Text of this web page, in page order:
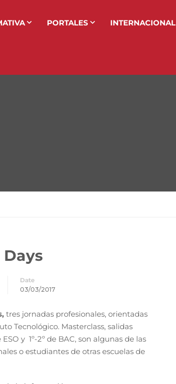
PORTALES INTERNACIONAL
Date
03/03/2017
tres jornadas profesionales, orientadas
Tecnológico. Masterclass, salidas
y 1º-2º de BAC, son algunas de las
o estudiantes de otras escuelas de